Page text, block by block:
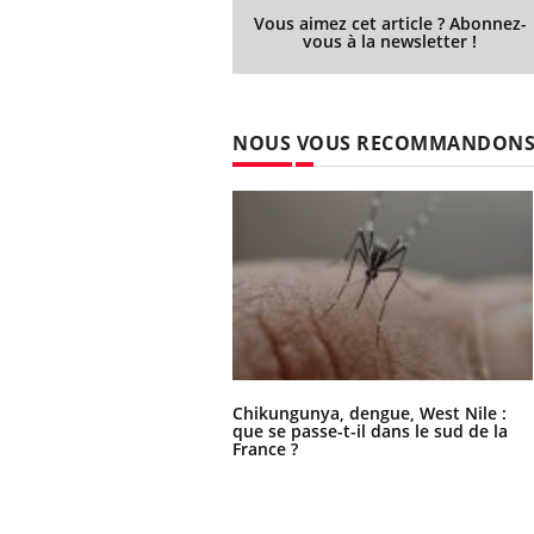
Vous aimez cet article ? Abonnez-
vous à la newsletter !
NOUS VOUS RECOMMANDONS
Chikungunya, dengue, West Nile :
que se passe-t-il dans le sud de la
France ?
expliquer ma maladie Youtube
d'autres non ! D'un côté, poser des
questions sur la maladie d'un proche c'est